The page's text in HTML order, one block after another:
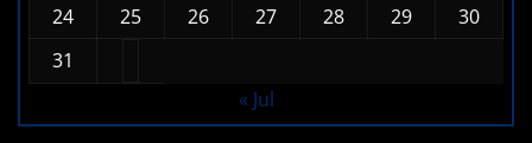
10
11 12 13 14 15
16
17
27